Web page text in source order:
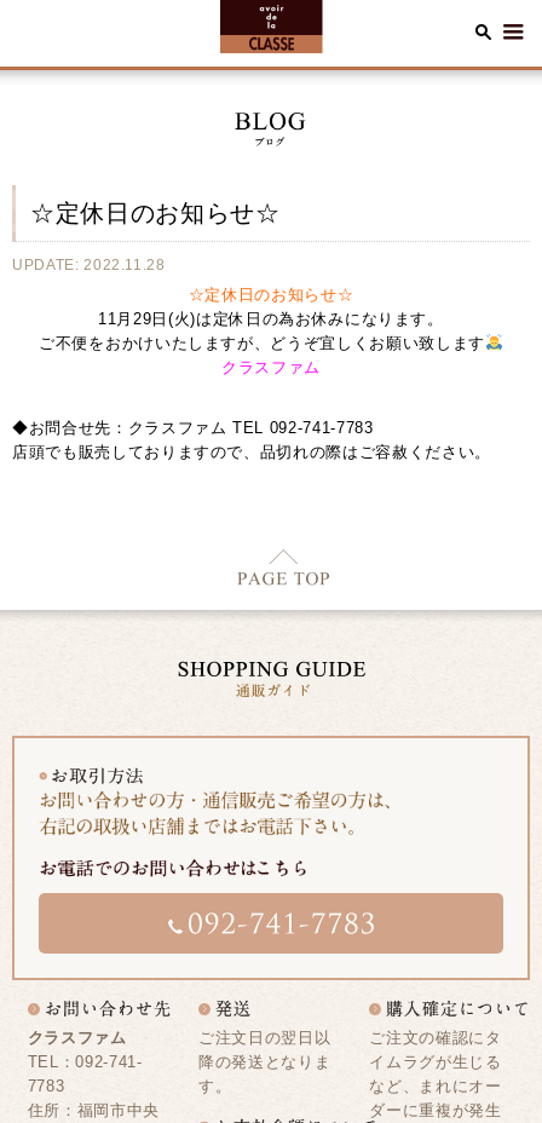
☆定休日のお知らせ☆
UPDATE: 2022.11.28
☆定休日のお知らせ☆
11月29日(火)は定休日の為お休みになります。
ご不便をおかけいたしますが、どうぞ宜しくお願い致します
クラスファム
◆お問合せ先：クラスファム TEL 092-741-7783
店頭でも販売しておりますので、品切れの際はご容赦ください。
クラスファム
TEL：092-741-
7783
住所：福岡市中央
ご注文日の翌日以
降の発送となりま
す。
ご注文の確認にタ
イムラグが生じる
など、まれにオー
ダーに重複が発生